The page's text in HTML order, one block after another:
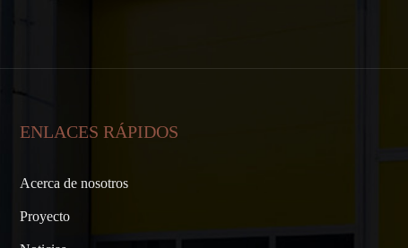
ENLACES RÁPIDOS
Acerca de nosotros
Proyecto